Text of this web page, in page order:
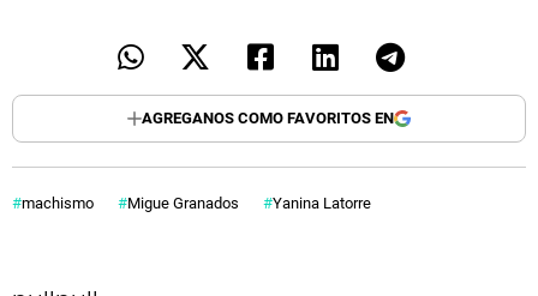
AGREGANOS COMO FAVORITOS EN
machismo Migue Granados Yanina Latorre